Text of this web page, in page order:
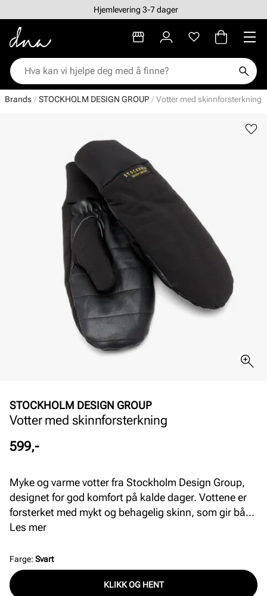
Hjemlevering 3-7 dager
Brands STOCKHOLM DESIGN GROUP Votter med skinnforsterkning
STOCKHOLM DESIGN GROUP
Votter med skinnforsterkning
Pris
599,-
Myke og varme votter fra Stockholm Design Group,
designet for god komfort på kalde dager. Vottene er
forsterket med mykt og behagelig skinn, som gir både
et eksklusivt uttrykk og ekstra slitestyrke. Et perfekt
ett – ideelle til både hverdagsbruk og utendørs
aktiviteter. Størrelse: One size
Les mer
Farge: Svart
KLIKK OG HENT